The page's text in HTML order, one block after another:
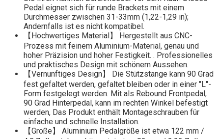
Pedal eignet sich für runde Brackets mit einem
Durchmesser zwischen 31-33mm (1,22-1,29 in);
Andernfalls ist es nicht kompatibel.
【Hochwertiges Material】 Hergestellt aus CNC-
Prozess mit feinem Aluminium-Material, genau und
hoher Präzision und hoher Festigkeit. . Professionelles
und praktisches Design mit schönem Aussehen.
【Vernunftiges Design】 Die Stützstange kann 90 Grad
fest gefaltet werden, gefaltet bleiben oder in einer "L"-
Form festgelegt werden. Mit als Rebound Frontpedal,
90 Grad Hinterpedal, kann im rechten Winkel befestigt
werden, Das Produkt enthält Montageschrauben für
einfache und schnelle Installation.
【Größe】 Aluminium Pedalgröße ist etwa 122 mm /